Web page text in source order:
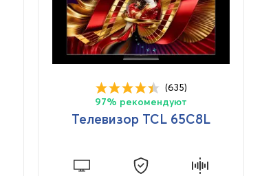
(635)
97% рекомендуют
Телевизор TCL 65C8L